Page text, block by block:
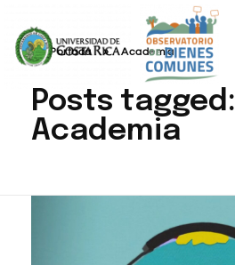
Portada » Academia
Posts tagged:
Academia